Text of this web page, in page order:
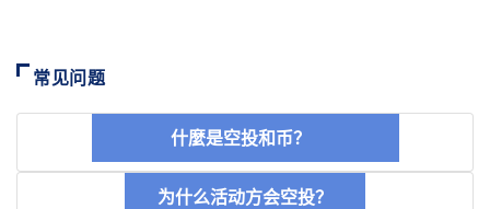
常见问题
什麼是空投和币？
为什么活动方会空投？